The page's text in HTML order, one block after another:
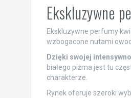
Ekskluzywne
Ekskluzywne perfumy
wzbogacone nutami
Dzięki swojej
białego piżma jest tu
charakterze.
Rynek oferuje szeroki